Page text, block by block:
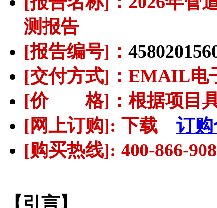
测报告
[报告编号]：
[交付方式]：EMAIL电
[价 格]：根据项目具
[网上订购]: 下载 订
[购买热线]: 400-866-
【引言】